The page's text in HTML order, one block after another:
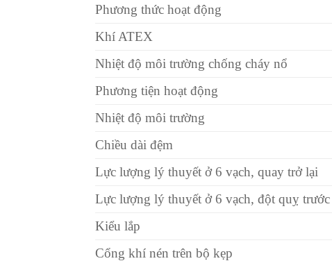
Phương thức hoạt động
Khí ATEX
Nhiệt độ môi trường chống cháy nổ
Phương tiện hoạt động
Nhiệt độ môi trường
Chiều dài đệm
Lực lượng lý thuyết ở 6 vạch, quay trở lại
Lực lượng lý thuyết ở 6 vạch, đột quỵ trước
Kiểu lắp
Cổng khí nén trên bộ kẹp